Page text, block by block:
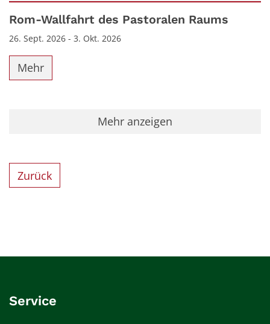
Datum: 26. September 2026
Rom-Wallfahrt des Pastoralen Raums
26. Sept. 2026 - 3. Okt. 2026
Mehr
Mehr anzeigen
Zurück
Service